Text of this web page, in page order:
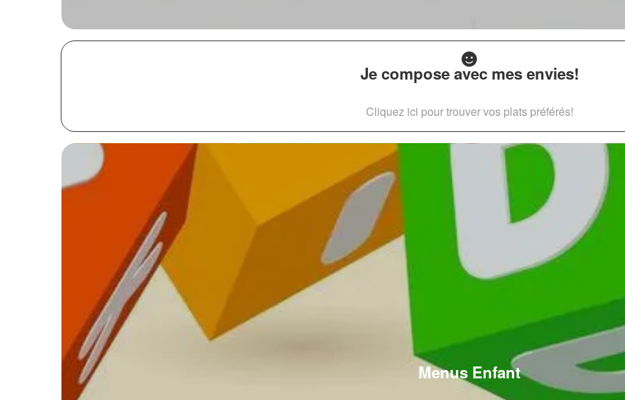
Je compose avec mes envies!
Cliquez ici pour trouver vos plats préférés!
Menus Enfant